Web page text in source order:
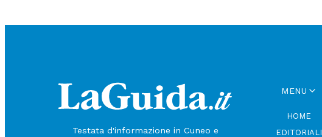
Testata d'informazione in Cuneo e
MENU
HOME
EDITORIALI